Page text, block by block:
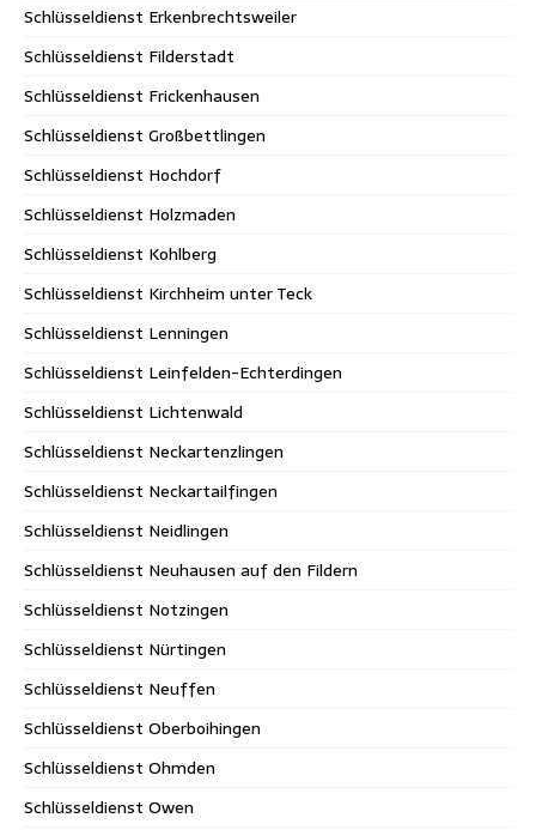
Schlüsseldienst Erkenbrechtsweiler
Schlüsseldienst Filderstadt
Schlüsseldienst Frickenhausen
Schlüsseldienst Großbettlingen
Schlüsseldienst Hochdorf
Schlüsseldienst Holzmaden
Schlüsseldienst Kohlberg
Schlüsseldienst Kirchheim unter Teck
Schlüsseldienst Lenningen
Schlüsseldienst Leinfelden-Echterdingen
Schlüsseldienst Lichtenwald
Schlüsseldienst Neckartenzlingen
Schlüsseldienst Neckartailfingen
Schlüsseldienst Neidlingen
Schlüsseldienst Neuhausen auf den Fildern
Schlüsseldienst Notzingen
Schlüsseldienst Nürtingen
Schlüsseldienst Neuffen
Schlüsseldienst Oberboihingen
Schlüsseldienst Ohmden
Schlüsseldienst Owen